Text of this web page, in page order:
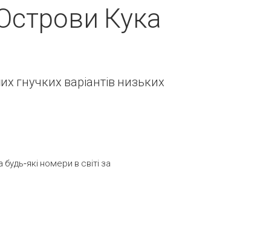
Кука
гнучких варіантів низьких
які номери в світі за